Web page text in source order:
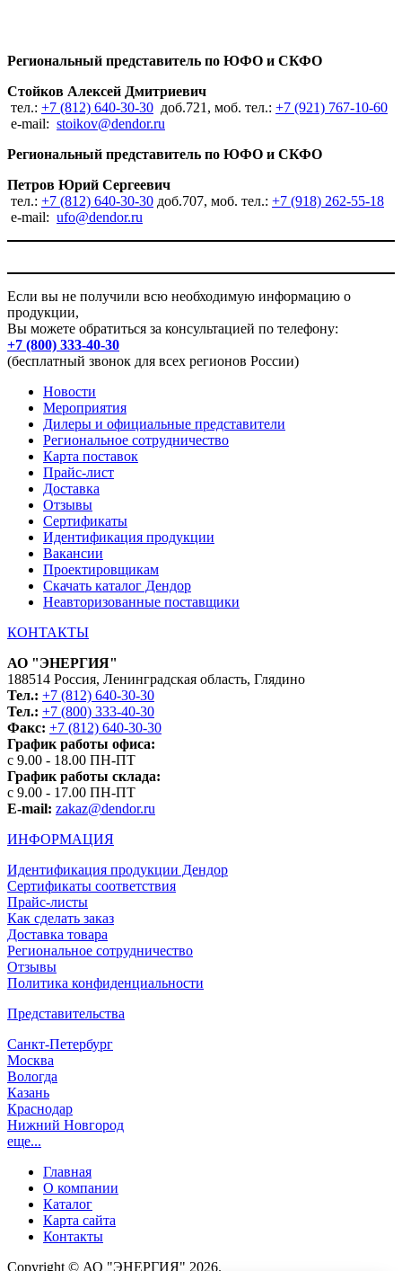
Региональный представитель по ЮФО и СКФО
Стойков Алексей Дмитриевич
тел.: +7 (812) 640-30-30 доб.721, моб. тел.: +7 (921) 767-10-60
e-mail: stoikov@dendor.ru
Региональный представитель по ЮФО и СКФО
Петров Юрий Сергеевич
тел.: +7 (812) 640-30-30 доб.707, моб. тел.: +7 (918) 262-55-18
e-mail: ufo@dendor.ru
Если вы не получили всю необходимую информацию о
продукции,
Вы можете обратиться за консультацией по телефону:
+7 (800) 333-40-30
(бесплатный звонок для всех регионов России)
Новости
Мероприятия
Дилеры и официальные представители
Региональное сотрудничество
Карта поставок
Прайс-лист
Доставка
Отзывы
Сертификаты
Идентификация продукции
Вакансии
Проектировщикам
Скачать каталог Дендор
Неавторизованные поставщики
КОНТАКТЫ
АО "ЭНЕРГИЯ"
188514 Россия, Ленинградская область, Глядино
Тел.: +7 (812) 640-30-30
Тел.: +7 (800) 333-40-30
Факс: +7 (812) 640-30-30
График работы офиса:
с 9.00 - 18.00 ПН-ПТ
График работы склада:
с 9.00 - 17.00 ПН-ПТ
E-mail: zakaz@dendor.ru
ИНФОРМАЦИЯ
Идентификация продукции Дендор
Сертификаты соответствия
Прайс-листы
Как сделать заказ
Доставка товара
Региональное сотрудничество
Отзывы
Политика конфиденциальности
Представительства
Санкт-Петербург
Москва
Вологда
Казань
Краснодар
Нижний Новгород
еще...
Главная
О компании
Каталог
Карта сайта
Контакты
Copyright © АО "ЭНЕРГИЯ" 2026.